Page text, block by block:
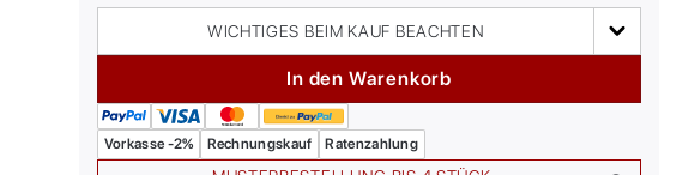
WICHTIGES BEIM KAUF BEACHTEN
In den Warenkorb
Vorkasse -2% Rechnungskauf Ratenzahlung